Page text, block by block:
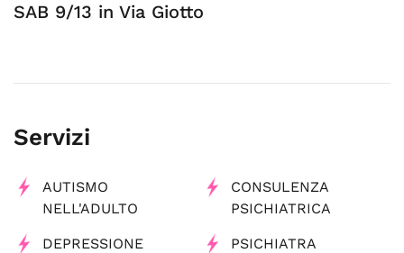
SAB 9/13 in Via Giotto
Servizi
AUTISMO
NELL'ADULTO
CONSULENZA
PSICHIATRICA
DEPRESSIONE PSICHIATRA